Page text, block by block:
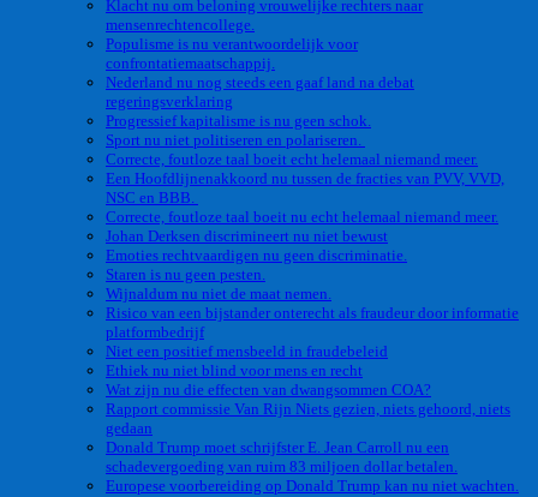
Klacht nu om beloning vrouwelijke rechters naar
mensenrechtencollege.
Populisme is nu verantwoordelijk voor
confrontatiemaatschappij.
Nederland nu nog steeds een gaaf land na debat
regeringsverklaring
Progressief kapitalisme is nu geen schok.
Sport nu niet politiseren en polariseren.
Correcte, foutloze taal boeit echt helemaal niemand meer.
Een Hoofdlijnenakkoord nu tussen de fracties van PVV, VVD,
NSC en BBB.
Correcte, foutloze taal boeit nu echt helemaal niemand meer.
Johan Derksen discrimineert nu niet bewust
Emoties rechtvaardigen nu geen discriminatie.
Staren is nu geen pesten.
Wijnaldum nu niet de maat nemen.
Risico van een bijstander onterecht als fraudeur door informatie
platformbedrijf
Niet een positief mensbeeld in fraudebeleid
Ethiek nu niet blind voor mens en recht
Wat zijn nu die effecten van dwangsommen COA?
Rapport commissie Van Rijn Niets gezien, niets gehoord, niets
gedaan
Donald Trump moet schrijfster E. Jean Carroll nu een
schadevergoeding van ruim 83 miljoen dollar betalen.
Europese voorbereiding op Donald Trump kan nu niet wachten.